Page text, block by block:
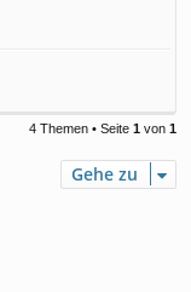
4 Themen • Seite 1 von 1
Gehe zu